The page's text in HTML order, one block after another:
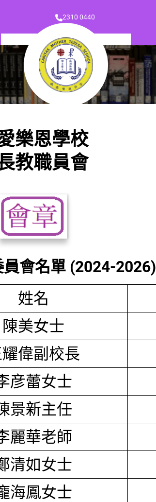
2310 0440
樂恩學校
教職員會
會名單 (2024-2026)
姓名
陳美女士
偉副校長
彦蕾女士
景新主任
麗華老師
清如女士
海鳳女士